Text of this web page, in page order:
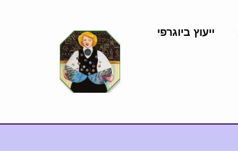
ייעוץ ביוגרפי